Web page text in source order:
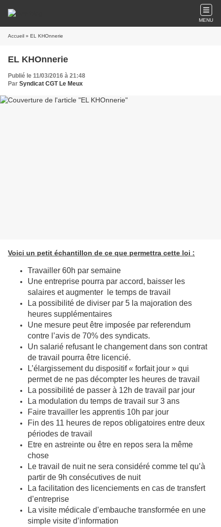
MENU
Accueil » EL KHOnnerie
EL KHOnnerie
Publié le 11/03/2016 à 21:48
Par Syndicat CGT Le Meux
Voici un petit échantillon de ce que permettra cette loi :
Travailler 60h par semaine
Une entreprise pourra par accord, baisser les
salaires et augmenter le temps de travail
La possibilité de diviser par 5 la majoration des
heures supplémentaires
Une mesure peut être imposée par referendum
contre l’avis de 70% des syndicats.
Un salarié refusant le changement dans son contrat
de travail pourra être licencié.
L’élargissement du dispositif « forfait jour » qui
permet de ne pas décompter les heures de travail
La possibilité de passer à 12h de travail par jour
La modulation du temps de travail sur 3 ans
Faire travailler les apprentis 10h par jour
Fin des 11 heures de repos obligatoires entre deux
périodes de travail
Etre en astreinte ou être en repos sera la même
chose
Le travail de nuit ne sera considéré comme tel qu’à
partir de 9h consécutives de nuit
La facilitation des licenciements en cas de transfert
d’entreprise
La visite médicale d’embauche transformée en une
simple visite d’information